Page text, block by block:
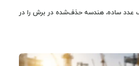
عدد ساده، هندسه حذف‌شده در برش را در